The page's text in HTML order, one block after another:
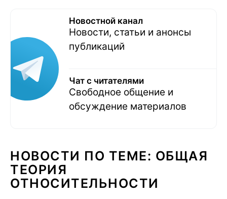
Новостной канал
Новости, статьи и анонсы
публикаций
Чат с читателями
Свободное общение и
обсуждение материалов
НОВОСТИ ПО ТЕМЕ: ОБЩАЯ
ТЕОРИЯ
ОТНОСИТЕЛЬНОСТИ